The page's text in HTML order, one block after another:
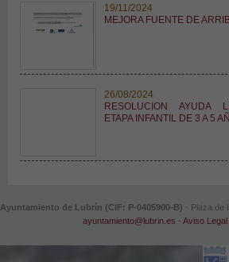
19/11/2024
MEJORA FUENTE DE
26/08/2024
RESOLUCION AYUDA
ETAPA INFANTIL DE 3 A 5
Ayuntamiento de Lubrín (CIF: P-0405900-B) - Plaza de
ayuntamiento@lubrin.es - Aviso Legal